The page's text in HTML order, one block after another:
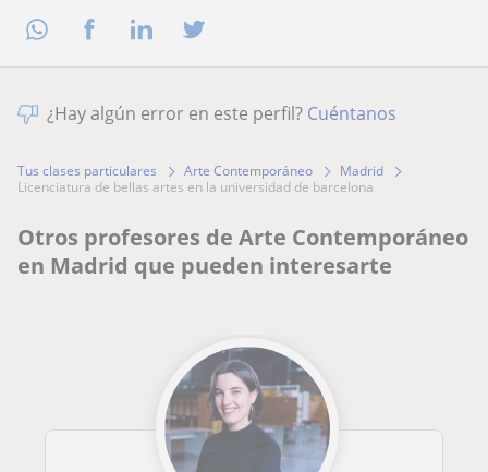
¿Hay algún error en este perfil? Cuéntanos
Tus clases particulares Arte Contemporáneo
Madrid
licenciatura de bellas artes en la universidad de barcelona
Otros profesores de Arte Contemporáneo
en Madrid que pueden interesarte